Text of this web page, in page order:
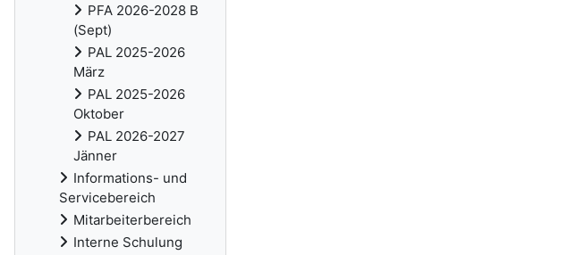
PFA 2026-2028 B
(Sept)
PAL 2025-2026
März
PAL 2025-2026
Oktober
PAL 2026-2027
Jänner
Informations- und
Servicebereich
Mitarbeiterbereich
Interne Schulung